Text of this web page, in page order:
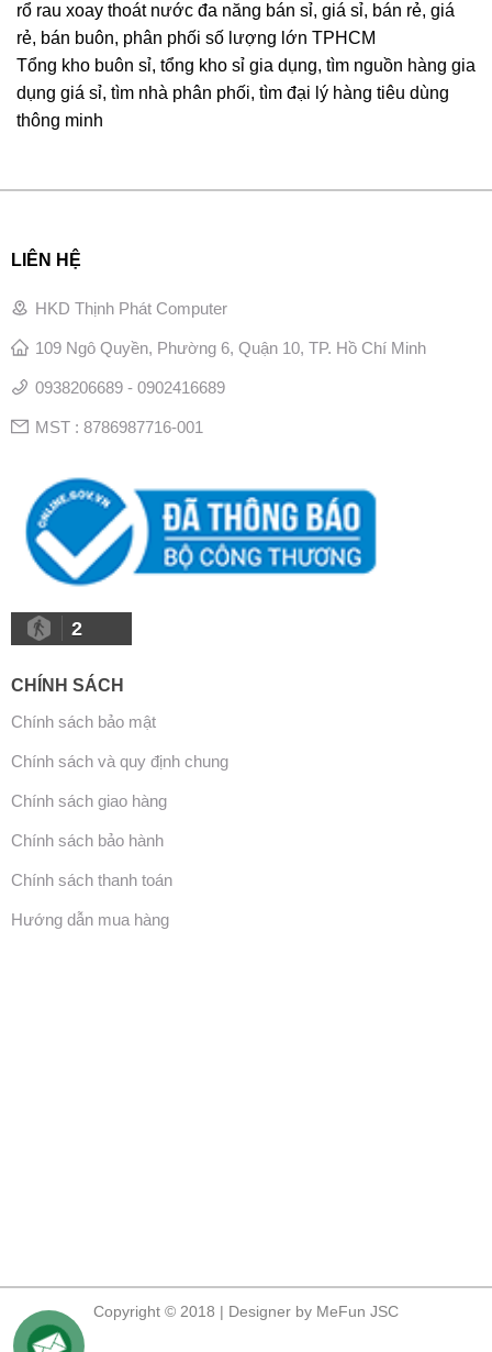
rổ rau xoay thoát nước đa năng bán sỉ, giá sỉ, bán rẻ, giá
rẻ, bán buôn, phân phối số lượng lớn TPHCM
Tổng kho buôn sỉ, tổng kho sỉ gia dụng, tìm nguồn hàng gia
dụng giá sỉ, tìm nhà phân phối, tìm đại lý hàng tiêu dùng
thông minh
LIÊN HỆ
HKD Thịnh Phát Computer
109 Ngô Quyền, Phường 6, Quận 10, TP. Hồ Chí Minh
0938206689 - 0902416689
MST : 8786987716-001
2
CHÍNH SÁCH
Chính sách bảo mật
Chính sách và quy định chung
Chính sách giao hàng
Chính sách bảo hành
Chính sách thanh toán
Hướng dẫn mua hàng
Copyright © 2018 | Designer by MeFun JSC